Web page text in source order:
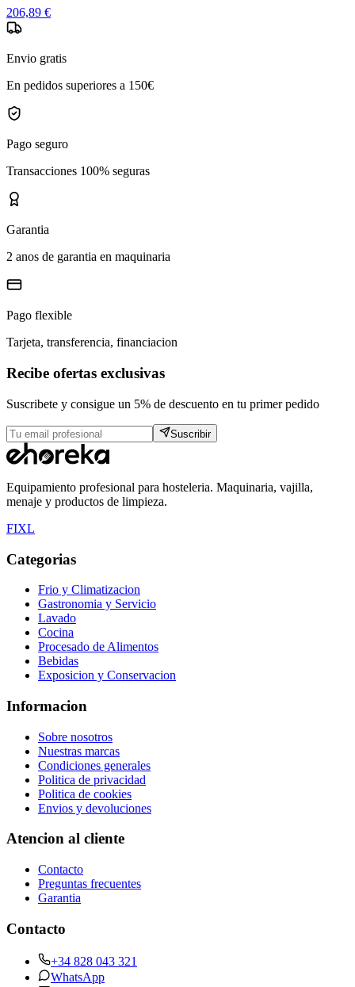
206,89 €
Envio gratis
En pedidos superiores a 150€
Pago seguro
Transacciones 100% seguras
Garantia
2 anos de garantia en maquinaria
Pago flexible
Tarjeta, transferencia, financiacion
Recibe ofertas exclusivas
Suscribete y consigue un 5% de descuento en tu primer pedido
Suscribir
Equipamiento profesional para hosteleria. Maquinaria, vajilla,
menaje y productos de limpieza.
FIXL
Categorias
Frio y Climatizacion
Gastronomia y Servicio
Lavado
Cocina
Procesado de Alimentos
Bebidas
Exposicion y Conservacion
Informacion
Sobre nosotros
Nuestras marcas
Condiciones generales
Politica de privacidad
Politica de cookies
Envios y devoluciones
Atencion al cliente
Contacto
Preguntas frecuentes
Garantia
Contacto
+34 828 043 321
WhatsApp